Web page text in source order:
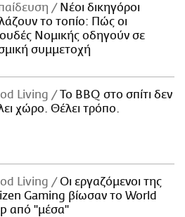
Νέοι δικηγόροι
το τοπίο: Πώς οι
Νομικής οδηγούν σε
συμμετοχή
Living
Το BBQ στο σπίτι δεν
χώρο. Θέλει τρόπο.
Living
Οι εργαζόμενοι της
Gaming βίωσαν το World
από "μέσα"